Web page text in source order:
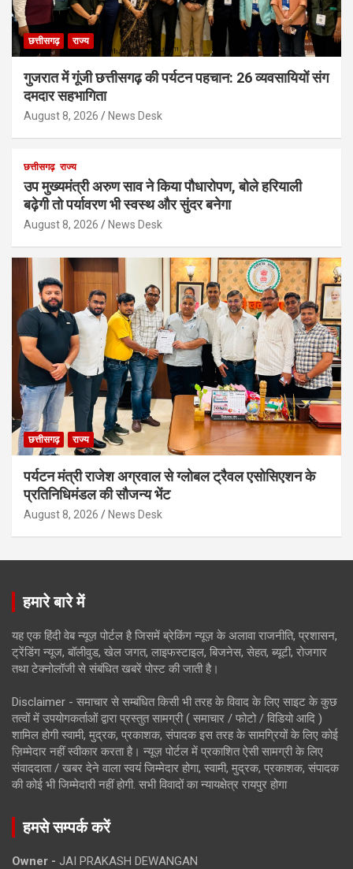
छत्तीसगढ़ राज्य
गुजरात में गूंजी छत्तीसगढ़ की पर्यटन पहचान: 26 व्यवसायियों संग
दमदार सहभागिता
August 8, 2026 News Desk
छत्तीसगढ़ राज्य
उप मुख्यमंत्री अरुण साव ने किया पौधारोपण, बोले हरियाली
बढ़ेगी तो पर्यावरण भी स्वस्थ और सुंदर बनेगा
August 8, 2026 News Desk
छत्तीसगढ़ राज्य
पर्यटन मंत्री राजेश अग्रवाल से ग्लोबल ट्रैवल एसोसिएशन के
प्रतिनिधिमंडल की सौजन्य भेंट
August 8, 2026 News Desk
हमारे बारे में
यह एक हिंदी वेब न्यूज़ पोर्टल है जिसमें ब्रेकिंग न्यूज़ के अलावा राजनीति, प्रशासन,
ट्रेंडिंग न्यूज, बॉलीवुड, खेल जगत, लाइफस्टाइल, बिजनेस, सेहत, ब्यूटी, रोजगार
तथा टेक्नोलॉजी से संबंधित खबरें पोस्ट की जाती है।
Disclaimer - समाचार से सम्बंधित किसी भी तरह के विवाद के लिए साइट के कुछ
तत्वों में उपयोगकर्ताओं द्वारा प्रस्तुत सामग्री ( समाचार / फोटो / विडियो आदि )
शामिल होगी स्वामी, मुद्रक, प्रकाशक, संपादक इस तरह के सामग्रियों के लिए कोई
ज़िम्मेदार नहीं स्वीकार करता है। न्यूज़ पोर्टल में प्रकाशित ऐसी सामग्री के लिए
संवाददाता / खबर देने वाला स्वयं जिम्मेदार होगा, स्वामी, मुद्रक, प्रकाशक, संपादक
की कोई भी जिम्मेदारी नहीं होगी. सभी विवादों का न्यायक्षेत्र रायपुर होगा
हमसे सम्पर्क करें
Owner - JAI PRAKASH DEWANGAN